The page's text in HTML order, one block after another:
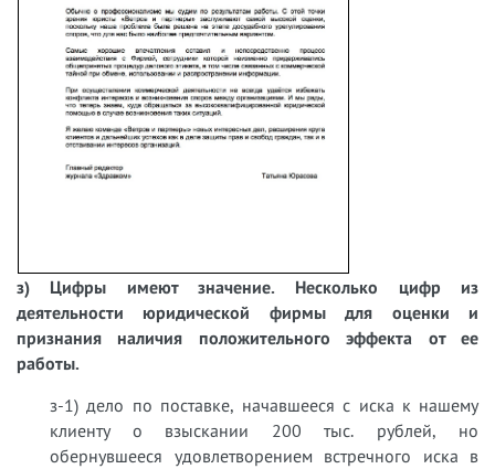
з) Цифры имеют значение. Несколько цифр из
деятельности юридической фирмы для оценки и
признания наличия положительного эффекта от ее
работы.
з-1) дело по поставке, начавшееся с иска к нашему
клиенту о взыскании 200 тыс. рублей, но
обернувшееся удовлетворением встречного иска в